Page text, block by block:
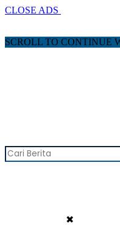
CLOSE ADS
SCROLL TO CONTINUE
✖